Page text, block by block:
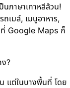
ภาษาเกาหลีล้วน!
เมล์, เมนูอาหาร,
ที่ Google Maps ก็
ง?
แต่ในบางพื้นที่ โดย